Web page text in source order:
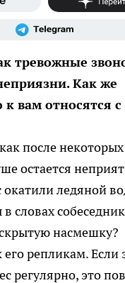
тревожные
Как же
к вам относятся
после некоторых
остается
окатили ледяной
словах
насмешку?
репликам. Если
регулярно, это